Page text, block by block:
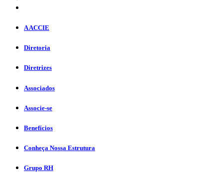
A ACCIE
Diretoria
Diretrizes
Associados
Associe-se
Benefícios
Conheça Nossa Estrutura
Grupo RH